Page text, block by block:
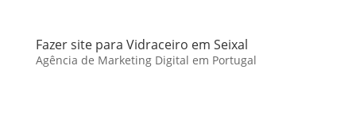
Fazer site para Vidraceiro em Seixal
Agência de Marketing Digital em Portugal